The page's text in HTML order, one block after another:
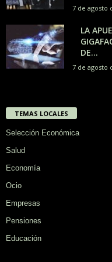
7 de agosto
LA
DE...
7 de agosto
TEMAS LOCALES
Selección Económica
Salud
Economía
Ocio
Empresas
Pensiones
Educación